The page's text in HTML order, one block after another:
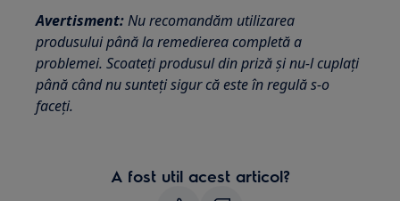
Avertisment:Nu recomandăm utilizarea
produsului până la remedierea completă a
problemei. Scoateţi produsul din priză şi nu-l cuplaţi
până când nu sunteţi sigur că este în regulă s-o
faceţi.
A fost util acest articol?